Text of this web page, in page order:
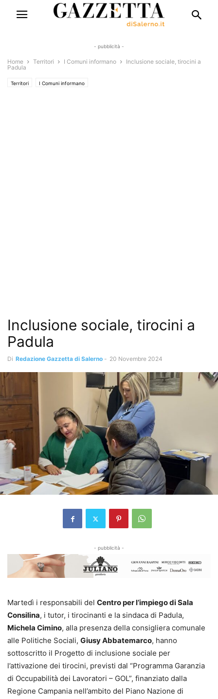
- pubblicità -
Home Territori I Comuni informano
Inclusione sociale, tirocini a
Padula
Territori I Comuni informano
Inclusione sociale, tirocini a
Padula
Di Redazione Gazzetta di Salerno - 20 Novembre 2024
- pubblicità -
Martedì i responsabili del Centro per l’impiego di Sala
Consilina, i tutor, i tirocinanti e la sindaca di Padula,
Michela Cimino, alla presenza della consigliera comunale
alle Politiche Sociali, Giusy Abbatemarco, hanno
sottoscritto il Progetto di inclusione sociale per
l’attivazione dei tirocini, previsti dal “Programma Garanzia
di Occupabilità dei Lavoratori – GOL”, finanziato dalla
Regione Campania nell’ambito del Piano Nazione di